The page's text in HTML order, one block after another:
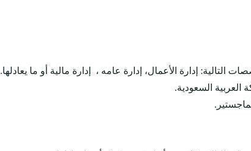
إدارة الأعمال، إدارة عامه ، إدارة مالية أو ما يعادلها.
العربية السعودية.